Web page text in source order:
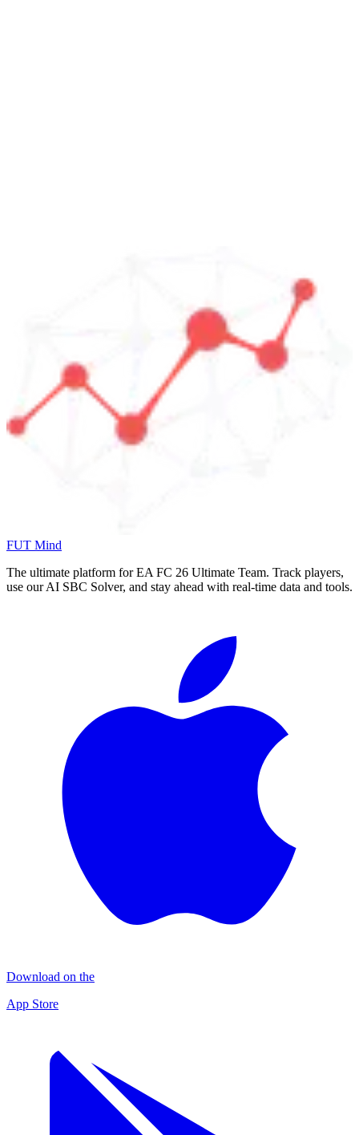
FUT Mind
The ultimate platform for EA FC 26 Ultimate Team. Track players,
use our AI SBC Solver, and stay ahead with real-time data and tools.
Download on the
App Store